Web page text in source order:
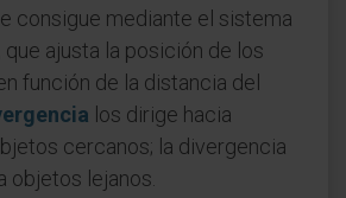
consigue mediante el sistema
ajusta la posición de los
función de la distancia del
los dirige hacia
cercanos; la divergencia
objetos lejanos.